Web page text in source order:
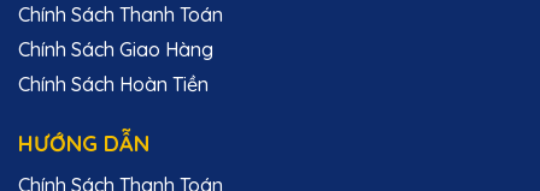
05/12/2025
Đã nhận được kỷ niệm chương và rất ấn
tượng với thiết kế và chất lượng. Cảm ơn
Chính Sách Thanh Toán
Chính Sách Giao Hàng
Chính Sách Hoàn Tiền
HƯỚNG DẪN
Chính Sách Thanh Toán